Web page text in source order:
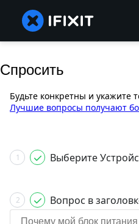
Спросить
Будьте конкретны и укажите
Лучшие вопросы получают
1 Выберите
2 Вопрос в